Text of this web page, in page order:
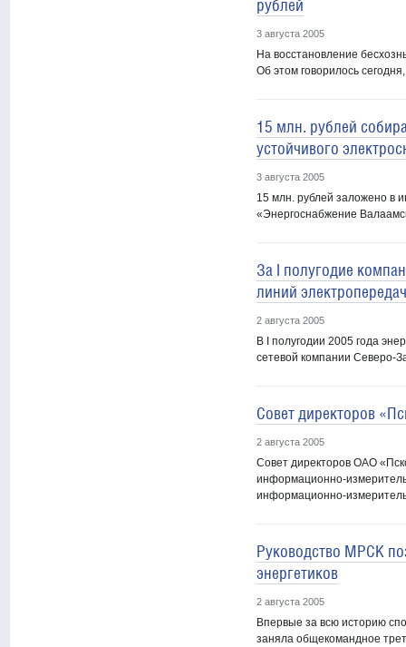
рублей
3 августа 2005
На восстановление
Об этом говорилось сегодня,
15 млн. рублей
устойчивого
3 августа 2005
15 млн. рублей заложено в
«Энергоснабжение
За I полугодие
линий
2 августа 2005
В I полугодии 2005 года
сетевой компании Северо-
Совет директоров
2 августа 2005
Совет директоров ОАО
информационно-
информационно-
Руководство МРСК
энергетиков
2 августа 2005
Впервые за всю историю
заняла общекомандное